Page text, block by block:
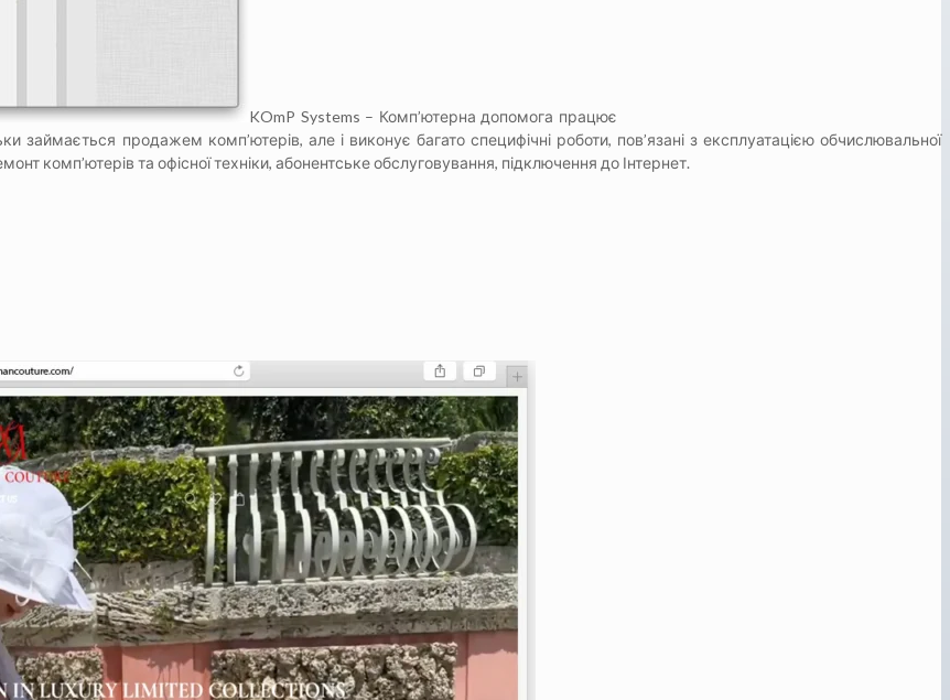
KOmP Systems – Комп’ютерна допомога працює
займається продажем комп’ютерів, але і виконує багато специфічні роботи, пов’язані з експлуатацією обчислювальної
комп’ютерів та офісної техніки, абонентське обслуговування, підключення до Інтернет.